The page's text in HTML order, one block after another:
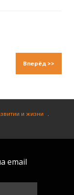
Вперёд >>
и жизни
.
email